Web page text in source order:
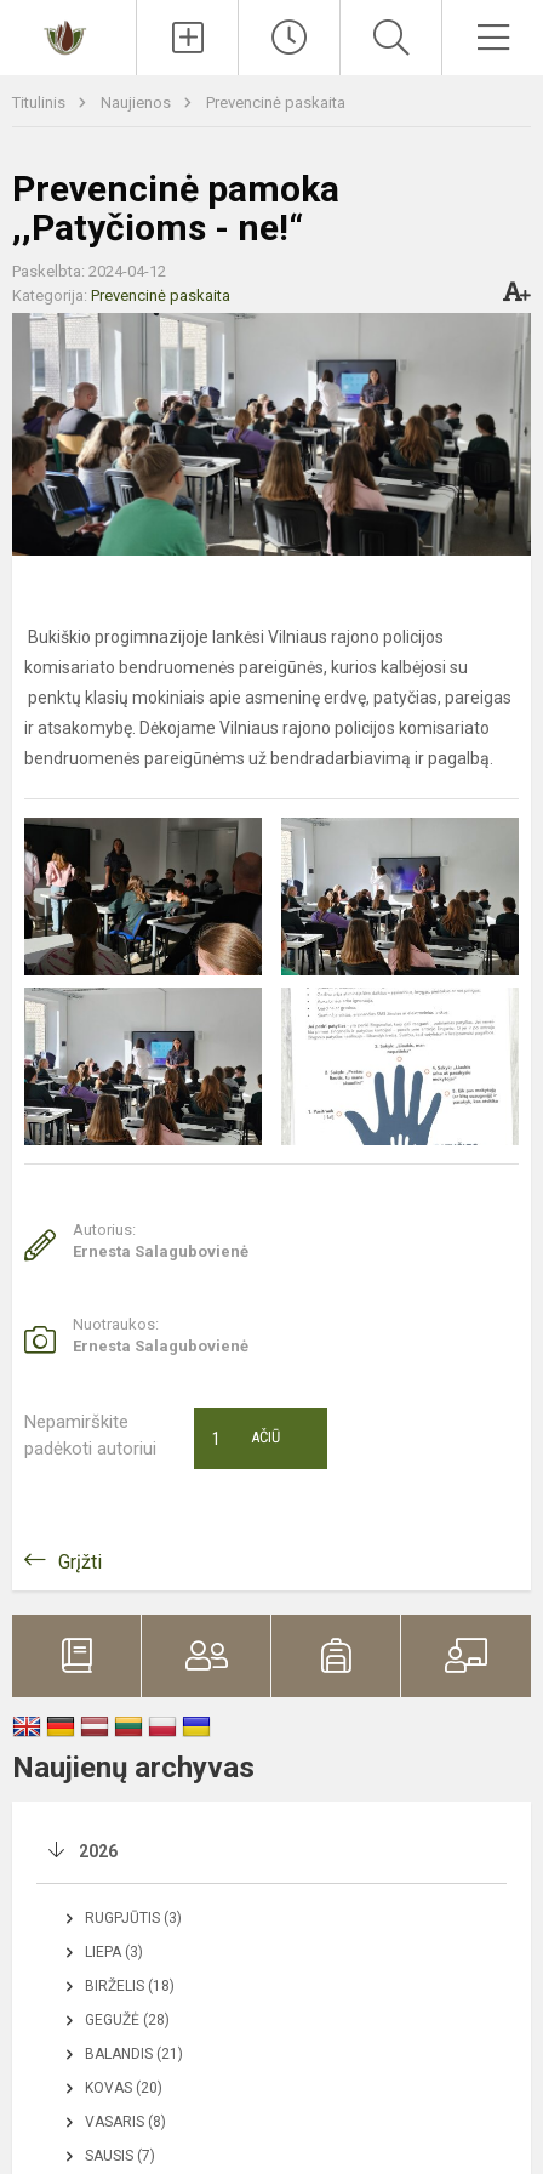
Titulinis Naujienos Prevencinė paskaita
Prevencinė pamoka
,,Patyčioms - ne!“
Paskelbta: 2024-04-12
Kategorija: Prevencinė paskaita
Bukiškio progimnazijoje lankėsi Vilniaus rajono policijos
komisariato bendruomenės pareigūnės, kurios kalbėjosi su
penktų klasių mokiniais apie asmeninę erdvę, patyčias, pareigas
ir atsakomybę. Dėkojame Vilniaus rajono policijos komisariato
bendruomenės pareigūnėms už bendradarbiavimą ir pagalbą.
Autorius:
Ernesta Salagubovienė
Nuotraukos:
Ernesta Salagubovienė
Nepamirškite
padėkoti autoriui
AČIŪ
1
Grįžti
Naujienų archyvas
2026
RUGPJŪTIS (3)
LIEPA (3)
BIRŽELIS (18)
GEGUŽĖ (28)
BALANDIS (21)
KOVAS (20)
VASARIS (8)
SAUSIS (7)